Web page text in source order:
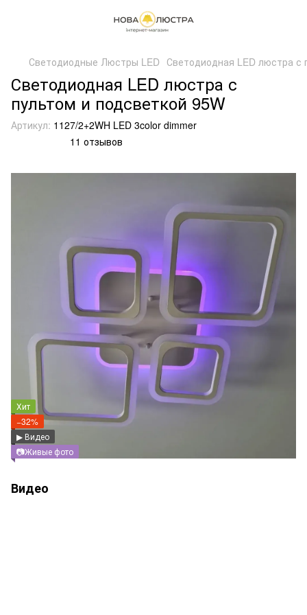
Светодиодные Люстры LED Светодиодная LED люстра с
Светодиодная LED люстра с
пультом и подсветкой 95W
Артикул: 1127/2+2WH LED 3color dimmer
11 отзывов
Хит
−32%
▶ Видео
📷Живые фото
Видео